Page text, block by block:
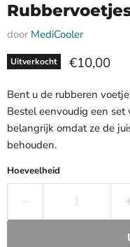
door MediCooler
Uitverkocht Huidige
€10,00
Bent u de rubberen
Bestel eenvoudig een
belangrijk omdat ze de
behouden.
Hoeveelheid